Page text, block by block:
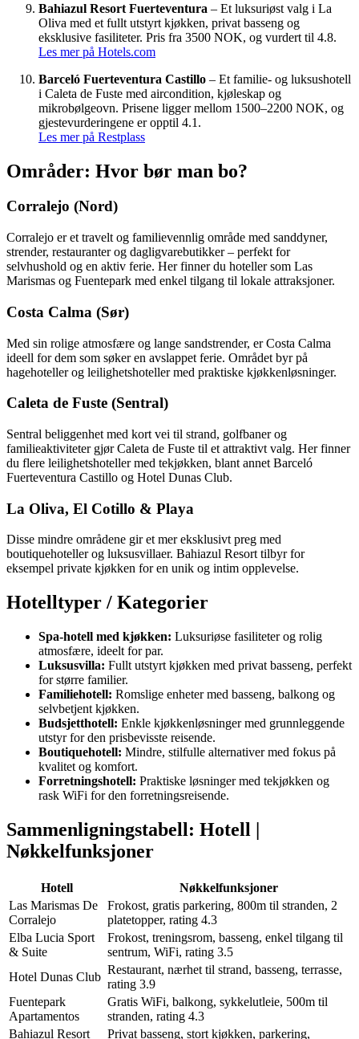
Bahiazul Resort Fuerteventura – Et luksuriøst valg i La
Oliva med et fullt utstyrt kjøkken, privat basseng og
eksklusive fasiliteter. Pris fra 3500 NOK, og vurdert til 4.8.
Les mer på Hotels.com
Barceló Fuerteventura Castillo – Et familie- og luksushotell
i Caleta de Fuste med aircondition, kjøleskap og
mikrobølgeovn. Prisene ligger mellom 1500–2200 NOK, og
gjestevurderingene er opptil 4.1.
Les mer på Restplass
Områder: Hvor bør man bo?
Corralejo (Nord)
Corralejo er et travelt og familievennlig område med sanddyner,
strender, restauranter og dagligvarebutikker – perfekt for
selvhushold og en aktiv ferie. Her finner du hoteller som Las
Marismas og Fuentepark med enkel tilgang til lokale attraksjoner.
Costa Calma (Sør)
Med sin rolige atmosfære og lange sandstrender, er Costa Calma
ideell for dem som søker en avslappet ferie. Området byr på
hagehoteller og leilighetshoteller med praktiske kjøkkenløsninger.
Caleta de Fuste (Sentral)
Sentral beliggenhet med kort vei til strand, golfbaner og
familieaktiviteter gjør Caleta de Fuste til et attraktivt valg. Her finner
du flere leilighetshoteller med tekjøkken, blant annet Barceló
Fuerteventura Castillo og Hotel Dunas Club.
La Oliva, El Cotillo & Playa
Disse mindre områdene gir et mer eksklusivt preg med
boutiquehoteller og luksusvillaer. Bahiazul Resort tilbyr for
eksempel private kjøkken for en unik og intim opplevelse.
Hotelltyper / Kategorier
Spa-hotell med kjøkken: Luksuriøse fasiliteter og rolig
atmosfære, ideelt for par.
Luksusvilla: Fullt utstyrt kjøkken med privat basseng, perfekt
for større familier.
Familiehotell: Romslige enheter med basseng, balkong og
selvbetjent kjøkken.
Budsjetthotell: Enkle kjøkkenløsninger med grunnleggende
utstyr for den prisbevisste reisende.
Boutiquehotell: Mindre, stilfulle alternativer med fokus på
kvalitet og komfort.
Forretningshotell: Praktiske løsninger med tekjøkken og
rask WiFi for den forretningsreisende.
Sammenligningstabell: Hotell |
Nøkkelfunksjoner
Hotell
Nøkkelfunksjoner
Las Marismas De
Corralejo
Frokost, gratis parkering, 800m til stranden, 2
platetopper, rating 4.3
Elba Lucia Sport
& Suite
Frokost, treningsrom, basseng, enkel tilgang til
sentrum, WiFi, rating 3.5
Hotel Dunas Club
Restaurant, nærhet til strand, basseng, terrasse,
rating 3.9
Fuentepark
Apartamentos
Gratis WiFi, balkong, sykkelutleie, 500m til
stranden, rating 4.3
Bahiazul Resort
Privat basseng, stort kjøkken, parkering,